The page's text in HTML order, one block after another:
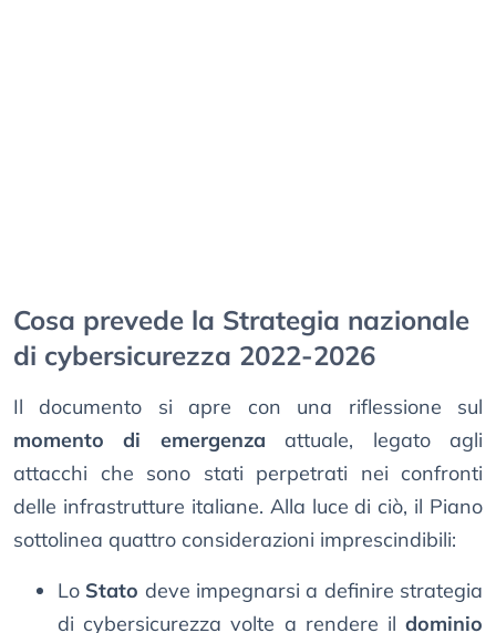
Cosa prevede la Strategia nazionale
di cybersicurezza 2022-2026
Il documento si apre con una riflessione sul
momento di emergenza attuale, legato agli
attacchi che sono stati perpetrati nei confronti
delle infrastrutture italiane. Alla luce di ciò, il Piano
sottolinea quattro considerazioni imprescindibili:
Lo Stato deve impegnarsi a definire strategia
di cybersicurezza volte a rendere il dominio